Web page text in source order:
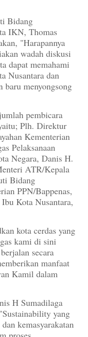
Bidang
IKN, Thomas
"Harapannya
wadah diskusi
dapat memahami
Nusantara dan
baru menyongsong
pembicara
Plh. Direktur
Kementerian
Pelaksanaan
Negara, Danis H.
ATR/Kepala
Bidang
PPN/Bappenas,
Kota Nusantara,
kota cerdas yang
kami di sini
secara
manfaat
Kamil dalam
H Sumadilaga
yang
kemasyarakatan